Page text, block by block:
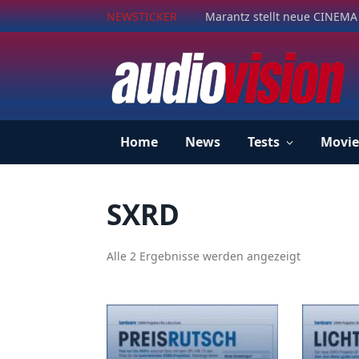
NEWSTICKER Marantz stellt neue
Home News Tests
SXRD
Alle 2 Ergebnisse werden angezeigt
N